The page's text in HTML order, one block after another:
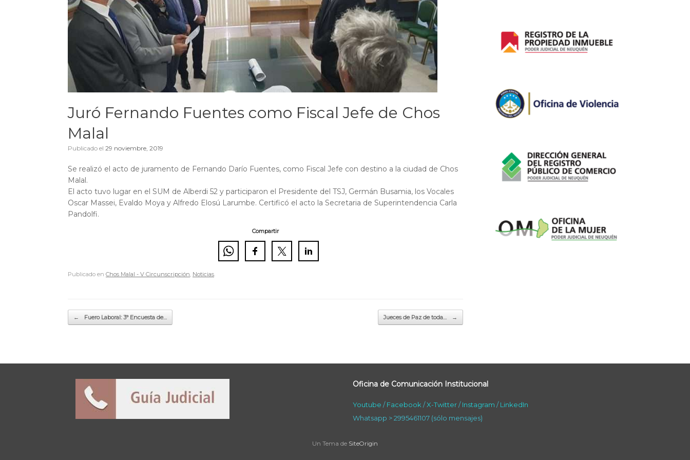
Juró Fernando Fuentes como Fiscal Jefe de Chos
Malal
Publicado el 29 noviembre, 2019
Se realizó el acto de juramento de Fernando Darío Fuentes, como Fiscal Jefe con destino a la ciudad de Chos
Malal.
El acto tuvo lugar en el SUM de Alberdi 52 y participaron el Presidente del TSJ, Germán Busamia, los Vocales
Oscar Massei, Evaldo Moya y Alfredo Elosú Larumbe. Certificó el acto la Secretaria de Superintendencia Carla
Pandolfi.
Compartir
Publicado en Chos Malal - V Circunscripción Noticias
Navegador de artículos
← Fuero Laboral: 3° Encuesta de… Jueces de Paz de toda… →
Oficina de Comunicación Institucional
Youtube /Facebook /X-Twitter/Instagram /LinkedIn
Whatsapp > 2995461107 (sólo mensajes)
Un Tema de SiteOrigin